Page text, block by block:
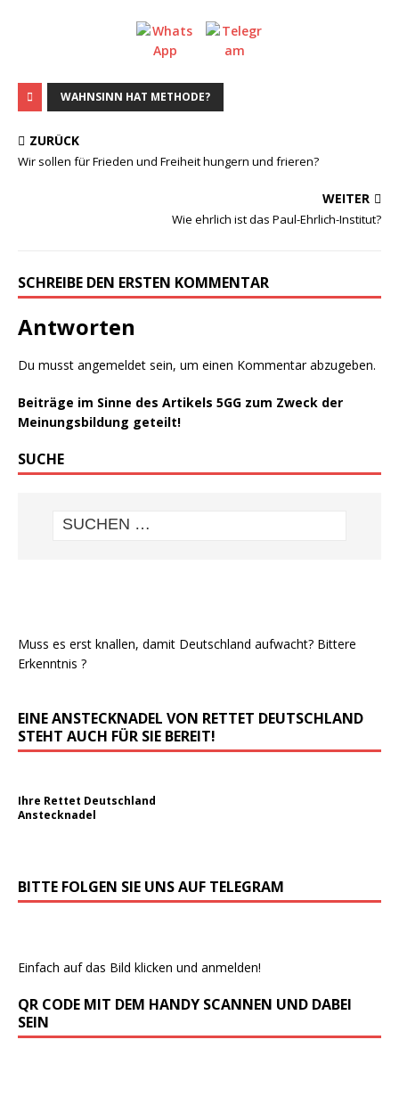
WAHNSINN HAT METHODE?
ZURÜCK
Wir sollen für Frieden und Freiheit hungern und frieren?
WEITER
Wie ehrlich ist das Paul-Ehrlich-Institut?
SCHREIBE DEN ERSTEN KOMMENTAR
Antworten
Du musst angemeldet sein, um einen Kommentar abzugeben.
Beiträge im Sinne des Artikels 5GG zum Zweck der
Meinungsbildung geteilt!
SUCHE
Muss es erst knallen, damit Deutschland aufwacht? Bittere
Erkenntnis ?
EINE ANSTECKNADEL VON RETTET DEUTSCHLAND
STEHT AUCH FÜR SIE BEREIT!
Ihre Rettet Deutschland
Anstecknadel
BITTE FOLGEN SIE UNS AUF TELEGRAM
Einfach auf das Bild klicken und anmelden!
QR CODE MIT DEM HANDY SCANNEN UND DABEI
SEIN